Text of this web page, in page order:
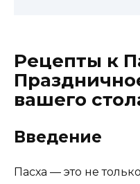
Рецепты к
вашего
Введение
Пасха — это не